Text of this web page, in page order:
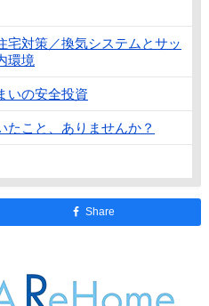
宅対策／換気システムとサッ
環境
いの安全投資
たこと、ありませんか？
Share